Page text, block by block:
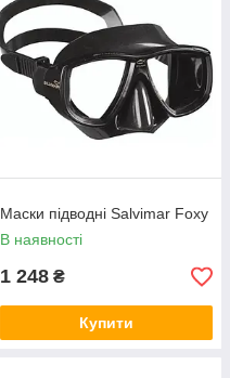
Маски підводні Salvimar Foxy
В наявності
1 248 ₴
Купити